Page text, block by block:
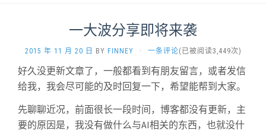
一大波分享即将来袭
2015 年 11 月 20 日 BY FINNEY · 一条评论(已被阅读3,449次)
好久没更新文章了，一般都看到有朋友留言，或者发信
给我，我会尽可能的及时回复一下，希望能帮到大家。
先聊聊近况，前面很长一段时间，博客都没有更新，主
要的原因是，我没有做什么与AI相关的东西，也就没什